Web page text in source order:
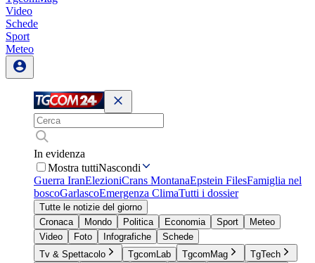
Video
Schede
Sport
Meteo
In evidenza
Mostra tuttiNascondi
Guerra IranElezioniCrans MontanaEpstein FilesFamiglia nel
boscoGarlascoEmergenza ClimaTutti i dossier
Tutte le notizie del giorno
Cronaca
Mondo Politica Economia Sport
Meteo
Video
Foto Infografiche
Schede
Tv & Spettacolo
TgcomLab TgcomMag
TgTech